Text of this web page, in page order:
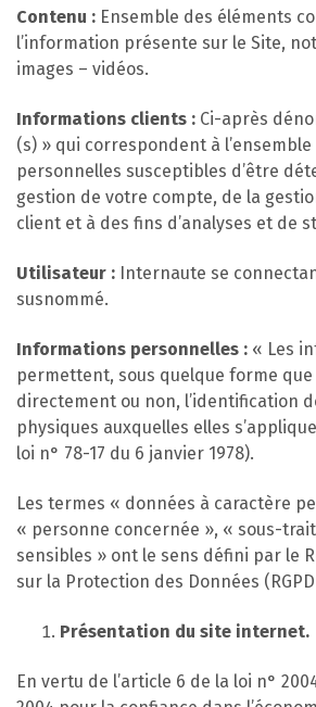
Contenu : Ensemble des éléments
l’information présente sur le Site,
images – vidéos.
Informations clients : Ci-après
(s) » qui correspondent à
personnelles susceptibles d’être
gestion de votre compte, de la
client et à des fins d’analyses et de
Utilisateur : Internaute se
susnommé.
Informations personnelles : « Les
permettent, sous quelque forme que
directement ou non, l’identification
physiques auxquelles elles
loi n° 78-17 du 6 janvier 1978).
Les termes « données à caractère
« personne concernée », « sous-
sensibles » ont le sens défini par le
sur la Protection des Données
Présentation du site internet.
En vertu de l’article 6 de la loi n°